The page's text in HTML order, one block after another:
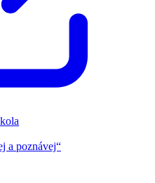
a poznávej“